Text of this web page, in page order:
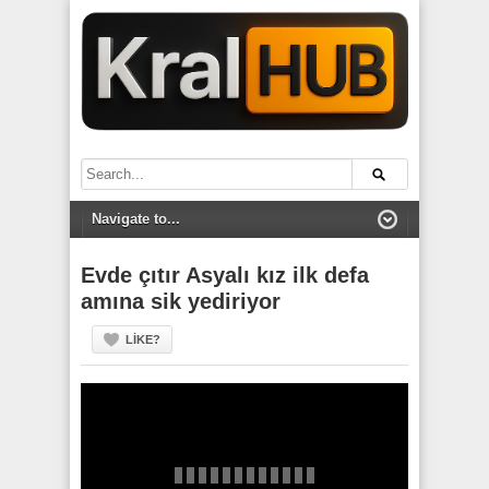
Evde çıtır Asyalı kız ilk defa
amına sik yediriyor
LIKE?